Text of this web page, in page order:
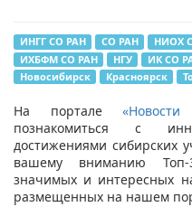
ИНГГ СО РАН СО РАН НИОХ
ИХБФМ СО РАН
НГУ ИК СО
Новосибирск
Красноярск
На портале
познакомиться с
достижениями сибирских
вашему вниманию
значимых и интересных
размещенных на нашем